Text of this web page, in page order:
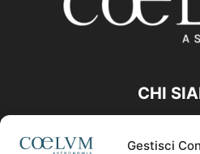
Gestisci
CHI
Contattaci: